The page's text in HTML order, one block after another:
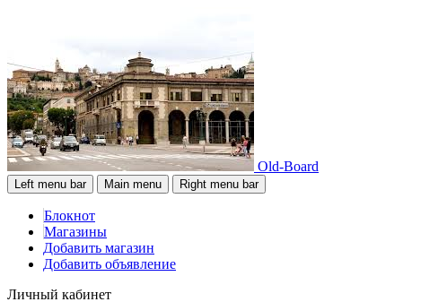
Old-Board
Left menu bar Main menu Right menu bar
Блокнот
Магазины
Добавить магазин
Добавить объявление
Личный кабинет